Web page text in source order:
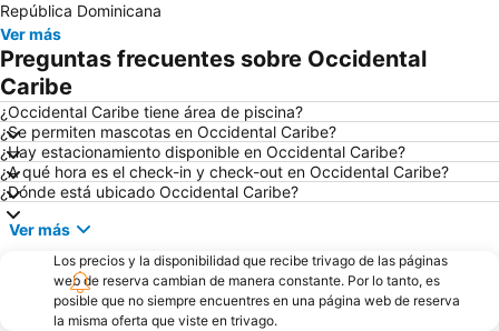
República Dominicana
Ver más
Preguntas frecuentes sobre Occidental
Caribe
¿Occidental Caribe tiene área de piscina?
¿Se permiten mascotas en Occidental Caribe?
¿Hay estacionamiento disponible en Occidental Caribe?
¿A qué hora es el check-in y check-out en Occidental Caribe?
¿Dónde está ubicado Occidental Caribe?
Ver más
Los precios y la disponibilidad que recibe trivago de las páginas
web de reserva cambian de manera constante. Por lo tanto, es
posible que no siempre encuentres en una página web de reserva
la misma oferta que viste en trivago.